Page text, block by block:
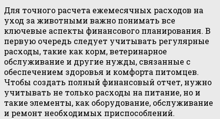
Для точного расчета ежемесячных расходов на
уход за животными важно понимать все
ключевые аспекты финансового планирования. В
первую очередь следует учитывать регулярные
расходы, такие как корм, ветеринарное
обслуживание и другие нужды, связанные с
обеспечением здоровья и комфорта питомцев.
Чтобы создать полный финансовый отчет, нужно
учитывать не только расходы на питание, но и
такие элементы, как оборудование, обслуживание
и ремонт необходимых приспособлений.